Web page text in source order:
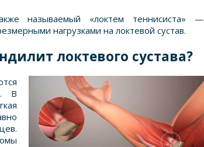
называемый «локтем теннисиста» —
нагрузками на локтевой сустав.
локтевого сустава?
В